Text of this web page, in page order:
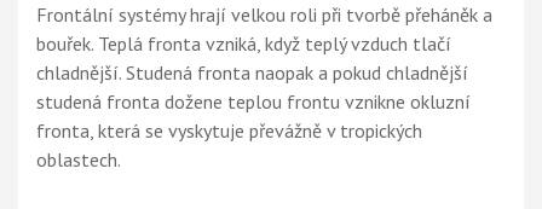
Frontální systémy hrají velkou roli při tvorbě přeháněk a
bouřek. Teplá fronta vzniká, když teplý vzduch tlačí
chladnější. Studená fronta naopak a pokud chladnější
studená fronta dožene teplou frontu vznikne okluzní
fronta, která se vyskytuje převážně v tropických
oblastech.